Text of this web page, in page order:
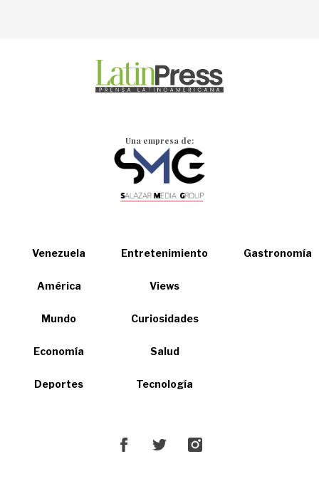
Una empresa de:
Venezuela
América
Mundo
Economía
Deportes
Entretenimiento
Views
Curiosidades
Salud
Tecnología
Gastronomía